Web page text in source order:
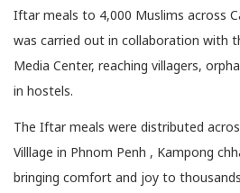
Iftar meals to 4,000 Muslims across
was carried out in collaboration with
Media Center, reaching villagers,
in hostels.
The Iftar meals were distributed
Villlage in Phnom Penh , Kampong
bringing comfort and joy to